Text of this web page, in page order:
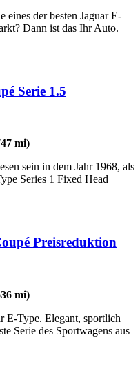
eines der besten Jaguar E-
Dann ist das Ihr Auto.
Serie 1.5
mi)
sein in dem Jahr 1968, als
Series 1 Fixed Head
Preisreduktion
mi)
E-Type. Elegant, sportlich
Serie des Sportwagens aus